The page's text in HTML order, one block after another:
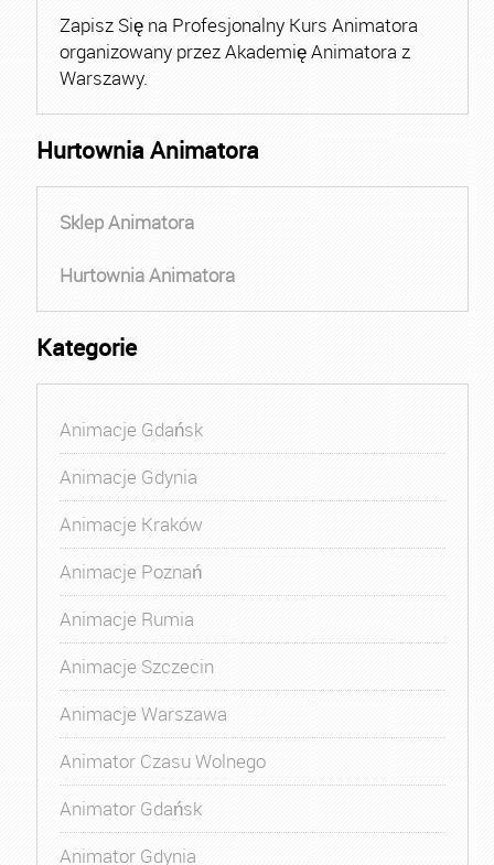
Zapisz Się na Profesjonalny Kurs Animatora
organizowany przez Akademię Animatora z
Warszawy.
Hurtownia Animatora
Sklep Animatora
Hurtownia Animatora
Kategorie
Animacje Gdańsk
Animacje Gdynia
Animacje Kraków
Animacje Poznań
Animacje Rumia
Animacje Szczecin
Animacje Warszawa
Animator Czasu Wolnego
Animator Gdańsk
Animator Gdynia